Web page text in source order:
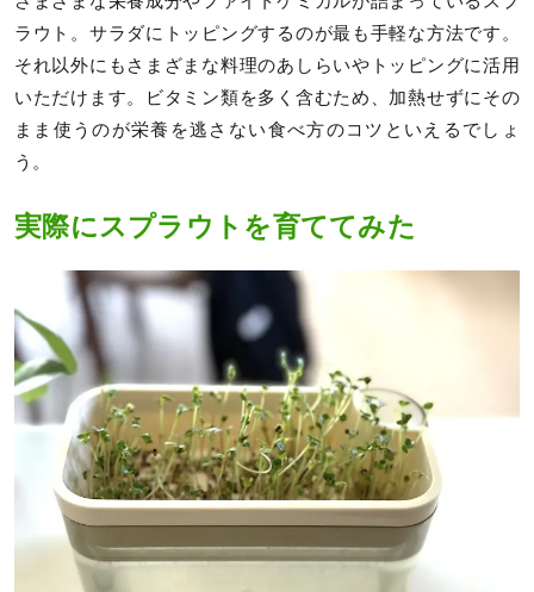
ラウト。サラダにトッピングするのが最も手軽な方法です。
それ以外にもさまざまな料理のあしらいやトッピングに活用
いただけます。ビタミン類を多く含むため、加熱せずにその
まま使うのが栄養を逃さない食べ方のコツといえるでしょ
う。
実際にスプラウトを育ててみた